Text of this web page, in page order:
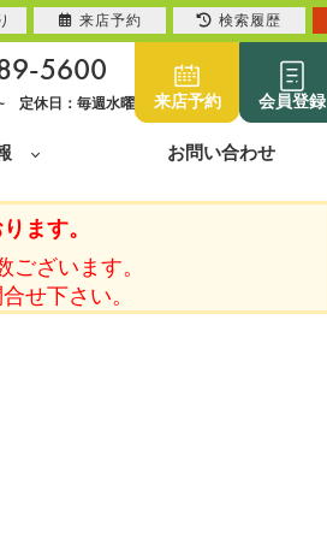
5600
定休日：毎週水曜 来店予約 会員登録
お問い合わせ
ます。
ざいます。
せ下さい。
来店予約 検索履歴